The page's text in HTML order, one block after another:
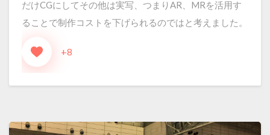
依
AR
環
プ
だけCGにしてその他は実写、つまりAR、MRを活用す
ることで制作コストを下げられるのではと考えました。
+8